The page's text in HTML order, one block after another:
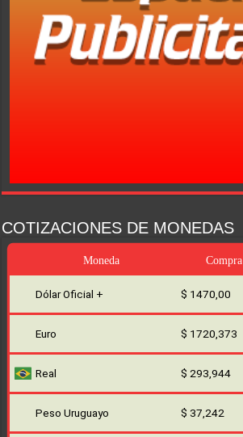
COTIZACIONES DE MONEDAS
Moneda Compra
Dólar Oficial + $ 1470,00
Euro $ 1720,373
Real $ 293,944
Peso Uruguayo $ 37,242